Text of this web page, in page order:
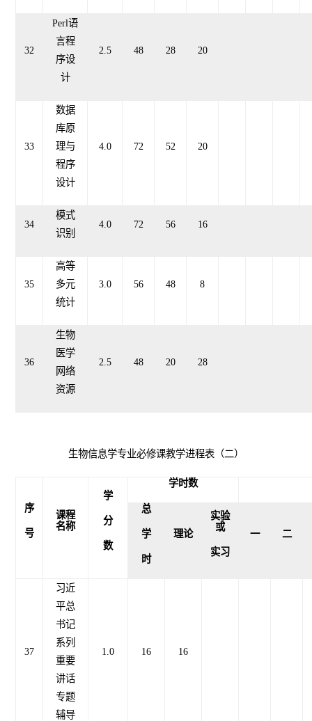
32
Perl语
言程
序设
计
2.5 48 28 20
33
数据
库原
理与
程序
设计
4.0 72 52 20
34
模式
识别
4.0 72 56 16
35
高等
多元
统计
3.0 56 48 8
36
生物
医学
网络
资源
2.5 48 20 28
生物信息学专业必修课教学进程表（二）
序
号
课程
名称
学
分
数
学时数
总
学
时
理论
实验
或
实习
一 二
37
习近
平总
书记
系列
重要
讲话
专题
辅导
1.0 16 16